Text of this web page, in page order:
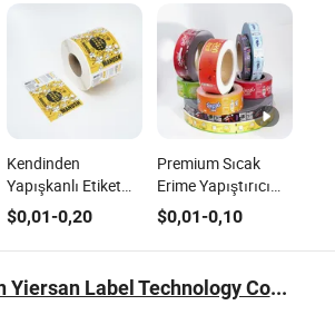
Kendinden
Yapışkanlı Etiket
Özel Baskılı Suya
Dayanıklı PVC
Logo Şişe Etiketi
$0,01-0,20
Premium Sıcak
Erime Yapıştırıcı
Etiketler BOPP İnci
Kaplamalı OPP
Etiketi Su ve İçecek
$0,01-0,10
Foshan Yiersan Label Technology Co., Ltd.